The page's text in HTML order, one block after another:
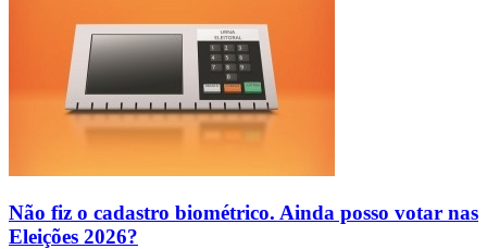
Não fiz o cadastro biométrico. Ainda posso votar nas
Eleições 2026?